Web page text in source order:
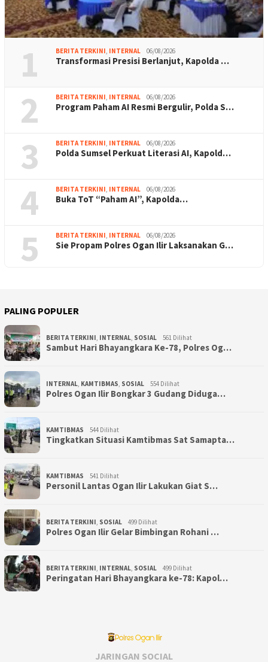
1 BERITA TERKINI INTERNAL 06/08/2026
Transformasi Presisi Berlanjut, Kapolda …
2 BERITA TERKINI INTERNAL 06/08/2026
Program Paham AI Resmi Bergulir, Polda S…
3 BERITA TERKINI INTERNAL 06/08/2026
Polda Sumsel Perkuat Literasi AI, Kapold…
4 BERITA TERKINI INTERNAL 06/08/2026
Buka ToT “Paham AI”, Kapolda…
5 BERITA TERKINI INTERNAL 06/08/2026
Sie Propam Polres Ogan Ilir Laksanakan G…
PALING POPULER
BERITA TERKINI INTERNAL SOSIAL 561 Dilihat
Sambut Hari Bhayangkara Ke-78, Polres Og…
INTERNAL KAMTIBMAS SOSIAL 554 Dilihat
Polres Ogan Ilir Bongkar 3 Gudang Diduga…
KAMTIBMAS 544 Dilihat
Tingkatkan Situasi Kamtibmas Sat Samapta…
KAMTIBMAS 541 Dilihat
Personil Lantas Ogan Ilir Lakukan Giat S…
BERITA TERKINI SOSIAL 499 Dilihat
Polres Ogan Ilir Gelar Bimbingan Rohani …
BERITA TERKINI INTERNAL SOSIAL 499 Dilihat
Peringatan Hari Bhayangkara ke-78: Kapol…
JARINGAN SOCIAL